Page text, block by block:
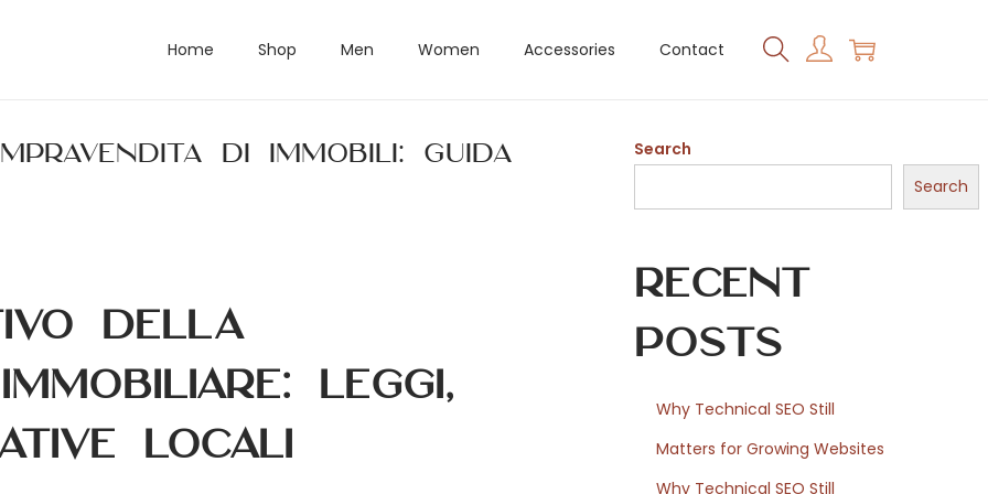
Home Shop Men Women Accessories Contact
di immobili: guida
della
leggi,
locali
Search
Search
Recent
Posts
Why Technical SEO Still
Matters for Growing Websites
Why Technical SEO Still